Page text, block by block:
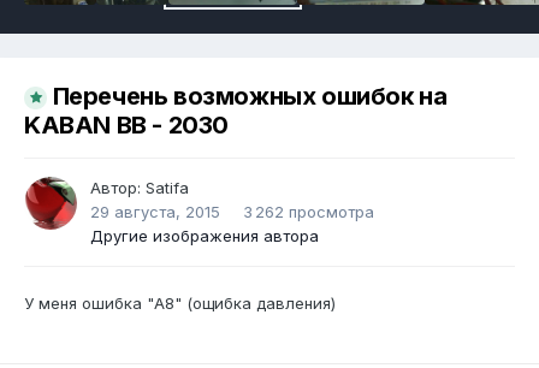
Перечень возможных ошибок на
KABAN BB - 2030
Автор: Satifa
29 августа, 2015
3 262 просмотра
Другие изображения автора
У меня ошибка "А8" (ощибка давления)